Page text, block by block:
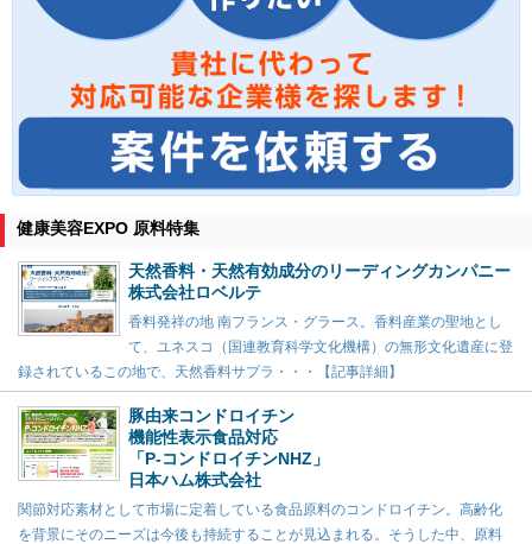
健康美容EXPO 原料特集
天然香料・天然有効成分のリーディングカンパニー
株式会社ロベルテ
香料発祥の地 南フランス・グラース。香料産業の聖地とし
て、ユネスコ（国連教育科学文化機構）の無形文化遺産に登
録されているこの地で、天然香料サプラ・・・【記事詳細】
豚由来コンドロイチン
機能性表示食品対応
「P-コンドロイチンNHZ」
日本ハム株式会社
関節対応素材として市場に定着している食品原料のコンドロイチン。高齢化
を背景にそのニーズは今後も持続することが見込まれる。そうした中、原料